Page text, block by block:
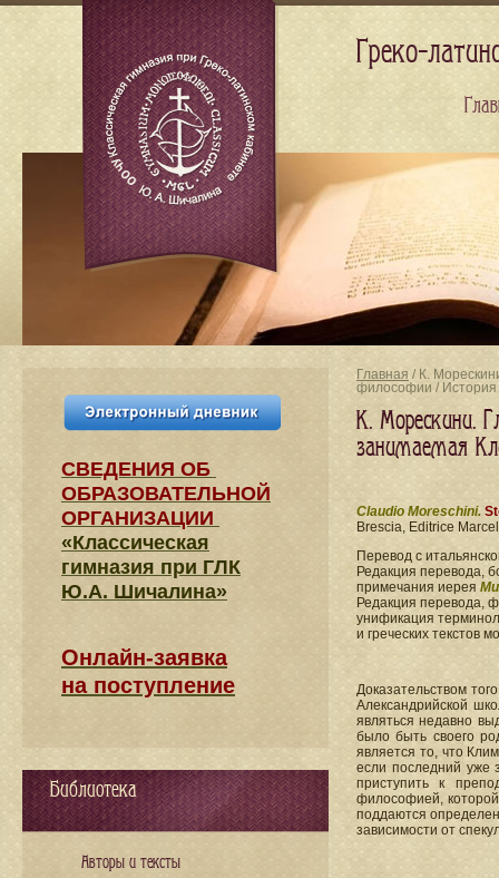
Главная / К.
философии / История
К. Морескини.
занимаемая
Claudio Moreschini.
Brescia, Editrice
Перевод с
Редакция перевода,
примечания иерея
Редакция перевода,
унификация
и греческих текстов
Доказательством
Александрийской
являться недавно
было быть своего
является то, что
если последний уже
приступить к
философией,
поддаются
зависимости от
СВЕДЕНИЯ​ ОБ
ОБРАЗОВАТЕЛЬНОЙ
ОРГАНИЗАЦИИ
«Классическая
гимназия при ГЛК
Ю.А. Шичалина»
Онлайн-заявка
на поступление
Библиотека
Авторы и тексты
Греко-